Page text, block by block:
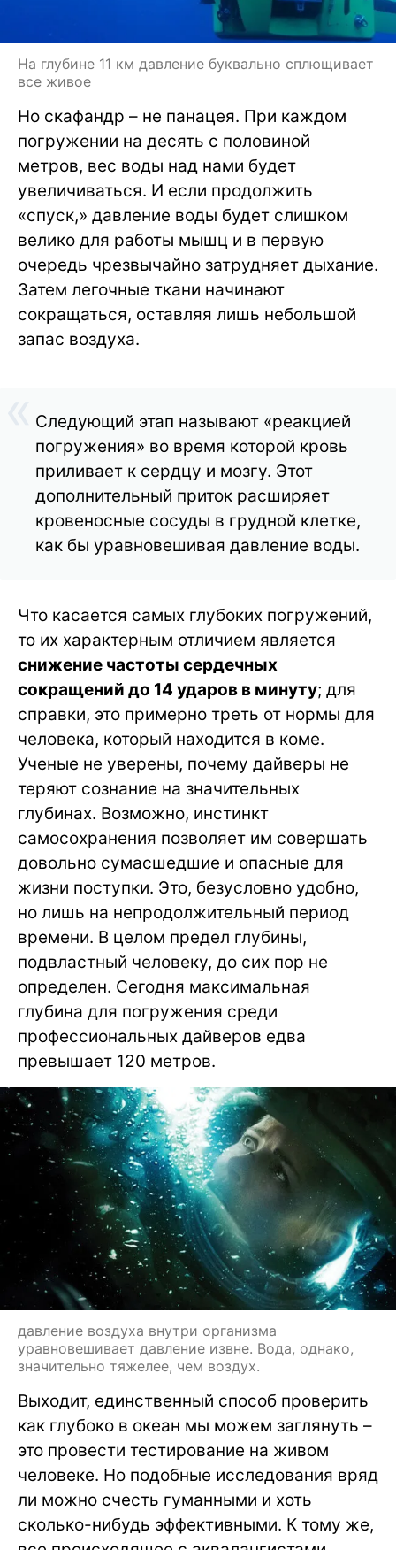
На глубине 11 км давление буквально сплющивает
все живое
Но скафандр – не панацея. При каждом
погружении на десять с половиной
метров, вес воды над нами будет
увеличиваться. И если продолжить
«спуск,» давление воды будет слишком
велико для работы мышц и в первую
очередь чрезвычайно затрудняет дыхание.
Затем легочные ткани начинают
сокращаться, оставляя лишь небольшой
запас воздуха.
Следующий этап называют «реакцией
погружения» во время которой кровь
приливает к сердцу и мозгу. Этот
дополнительный приток расширяет
кровеносные сосуды в грудной клетке,
как бы уравновешивая давление воды.
Что касается самых глубоких погружений,
то их характерным отличием является
снижение частоты сердечных
сокращений до 14 ударов в минуту; для
справки, это примерно треть от нормы для
человека, который находится в коме.
Ученые не уверены, почему дайверы не
теряют сознание на значительных
глубинах. Возможно, инстинкт
самосохранения позволяет им совершать
довольно сумасшедшие и опасные для
жизни поступки. Это, безусловно удобно,
но лишь на непродолжительный период
времени. В целом предел глубины,
подвластный человеку, до сих пор не
определен. Сегодня максимальная
глубина для погружения среди
профессиональных дайверов едва
превышает 120 метров.
давление воздуха внутри организма
уравновешивает давление извне. Вода, однако,
значительно тяжелее, чем воздух.
Выходит, единственный способ проверить
как глубоко в океан мы можем заглянуть –
это провести тестирование на живом
человеке. Но подобные исследования вряд
ли можно счесть гуманными и хоть
сколько-нибудь эффективными. К тому же,